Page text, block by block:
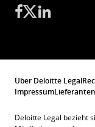
Über Deloitte Legal
Impressum
Deloitte Legal bezieht